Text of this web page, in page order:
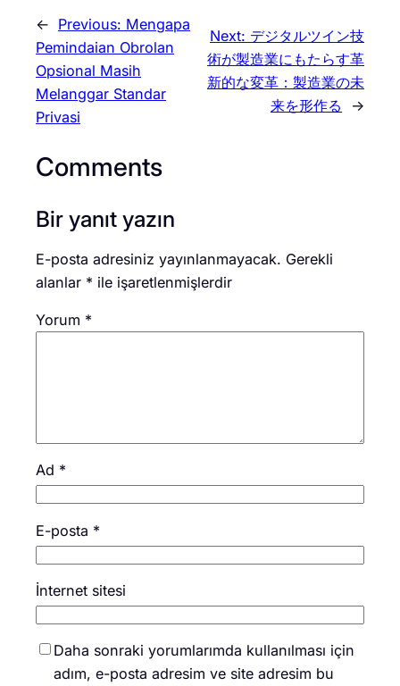
← Previous: Mengapa
Pemindaian Obrolan
Opsional Masih
Melanggar Standar
Privasi
Next: デジタルツイン技
術が製造業にもたらす革
新的な変革：製造業の未
来を形作る
→
Comments
Bir yanıt yazın
E-posta adresiniz yayınlanmayacak. Gerekli
alanlar * ile işaretlenmişlerdir
Yorum *
Ad *
E-posta *
İnternet sitesi
Daha sonraki yorumlarımda kullanılması için
adım, e-posta adresim ve site adresim bu